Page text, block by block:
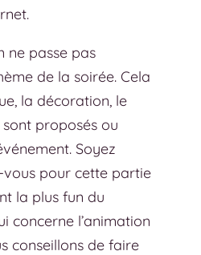
ne passe pas
de la soirée. Cela
la décoration, le
proposés ou
Soyez
pour cette partie
la plus fun du
concerne l’animation
conseillons de faire